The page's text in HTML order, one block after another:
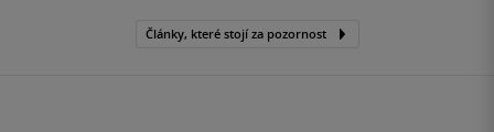
Články, které stojí za pozornost